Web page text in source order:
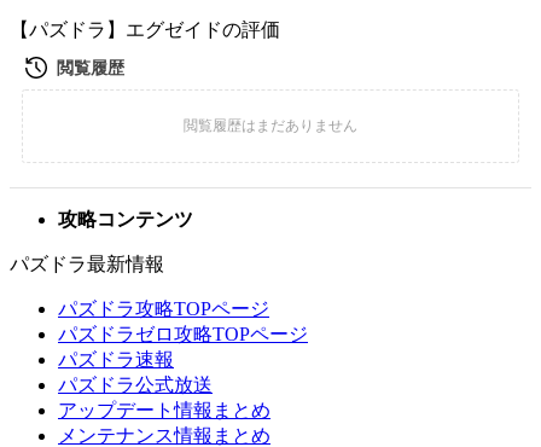
【パズドラ】エグゼイドの評価
攻略コンテンツ
パズドラ最新情報
パズドラ攻略TOPページ
パズドラゼロ攻略TOPページ
パズドラ速報
パズドラ公式放送
アップデート情報まとめ
メンテナンス情報まとめ